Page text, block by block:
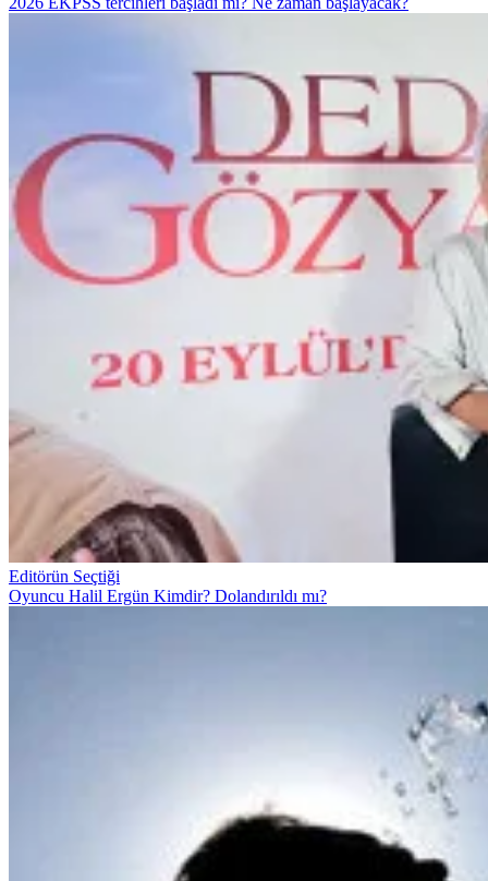
Editörün Seçtiği
Oyuncu Halil Ergün Kimdir? Dolandırıldı mı?